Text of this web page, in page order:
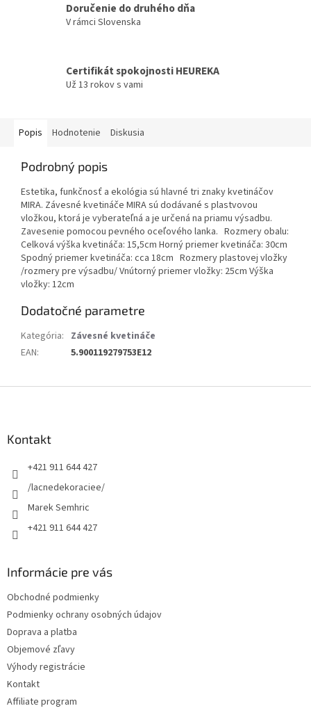
Doručenie do druhého dňa
V rámci Slovenska
Certifikát spokojnosti HEUREKA
Už 13 rokov s vami
Popis Hodnotenie Diskusia
Podrobný popis
Estetika, funkčnosť a ekológia sú hlavné tri znaky kvetináčov
MIRA. Závesné kvetináče MIRA sú dodávané s plastvovou
vložkou, ktorá je vyberateľná a je určená na priamu výsadbu.
Zavesenie pomocou pevného oceľového lanka. Rozmery obalu:
Celková výška kvetináča: 15,5cm Horný priemer kvetináča: 30cm
Spodný priemer kvetináča: cca 18cm Rozmery plastovej vložky
/rozmery pre výsadbu/ Vnútorný priemer vložky: 25cm Výška
vložky: 12cm
Dodatočné parametre
Kategória: Závesné kvetináče
EAN: 5.900119279753E12
Kontakt
+421 911 644 427
/lacnedekoraciee/
Marek Semhric
+421 911 644 427
Informácie pre vás
Obchodné podmienky
Podmienky ochrany osobných údajov
Doprava a platba
Objemové zľavy
Výhody registrácie
Kontakt
Affiliate program